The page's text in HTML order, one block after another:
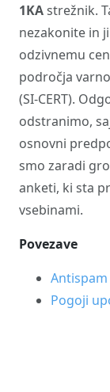
1KAstrežnik.
nezakonite in
odzivnemu
področja
(SI-CERT).
odstranimo,
osnovni
smo zaradi
anketi, ki sta
vsebinami.
Povezave
Pogoji